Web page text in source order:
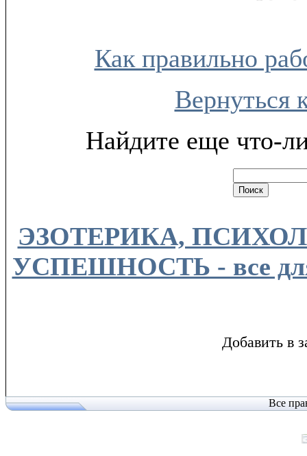
Как правильно
Вернуться
Найдите еще что-
ЭЗОТЕРИКА,
УСПЕШНОСТЬ - все для
Добавить в
Все